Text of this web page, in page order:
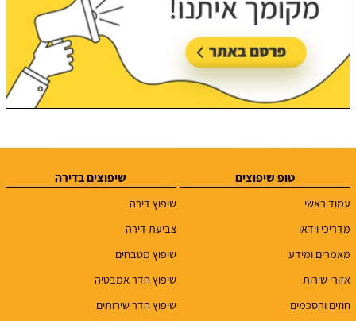
טופ שיפוצים
עמוד ראשי
מדריכי וידאו
מאמרים ומידע
אזורי שירות
חוזים והסכמים
שיפוצים בדירה
שיפוץ דירה
צביעת דירה
שיפוץ מטבחים
שיפוץ חדר אמבטיה
שיפוץ חדר שירותים